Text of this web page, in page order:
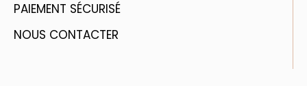
PAIEMENT SÉCURISÉ
NOUS CONTACTER